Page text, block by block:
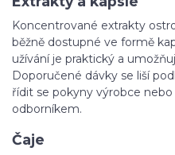
Koncentrované extrakty
běžně dostupné ve formě
užívání je praktický a
Doporučené dávky se liší
řídit se pokyny výrobce
odborníkem.
Čaje